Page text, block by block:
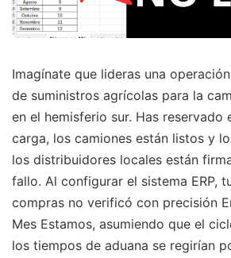
Imagínate que lideras una
de suministros agrícolas para la
en el hemisferio sur. Has reservado
carga, los camiones están listos y
los distribuidores locales están
fallo. Al configurar el sistema ERP,
compras no verificó con precisión
Mes Estamos, asumiendo que el
los tiempos de aduana se regirían